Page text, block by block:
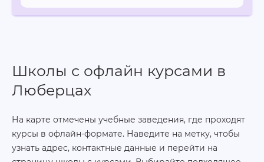
Школы с офлайн курсами в
Люберцах
На карте отмечены учебные заведения, где проходят
курсы в офлайн-формате. Наведите на метку, чтобы
узнать адрес, контактные данные и перейти на